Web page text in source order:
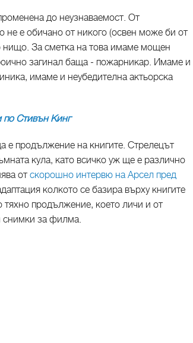
до неузнаваемост. От
не е обичано от никого (освен може би от
За сметка на това имаме мощен
загинал баща - пожарникар. Имаме и
имаме и неубедителна актьорска
Стивън Кинг
е продължение на книгите. Стрелецът
кула, като всичко уж ще е различно
отскорошно интервю на Арсел пред
колкото се базира върху книгите
тяхно продължение, което личи и от
снимки за филма.